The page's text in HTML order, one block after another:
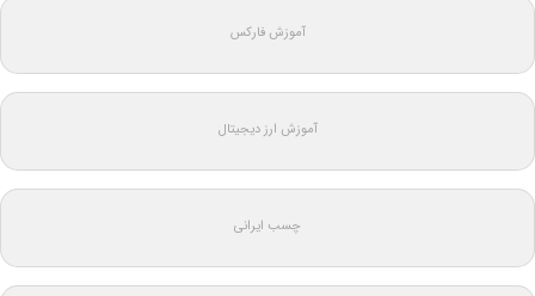
آموزش فارکس
آموزش ارز دیجیتال
چسب ایرانی